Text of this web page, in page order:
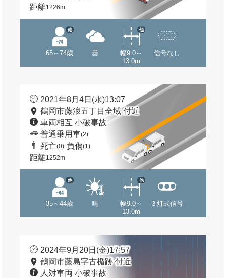
距離1226m
65～74歳
他
曇
幅9.0～
13.0m
他
信号なし
2021年8月4日(水)13:07
鶴岡市藤浪五丁目全域 付近
車両相互 小破事故
普通乗用車(2)
死亡(0) 負傷(1)
距離1252m
35～44歳
他
晴
幅9.0～
13.0m
他
３灯式信号
2024年9月20日(金)17:57
鶴岡市藤島字古楯跡 付近
人対車両 小破事故